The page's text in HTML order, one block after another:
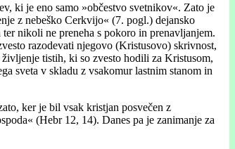
ki je eno samo »občestvo svetnikov«. Zato je
z nebeško Cerkvijo« (7. pogl.) dejansko
nikoli ne preneha s pokoro in prenavljanjem.
razodevati njegovo (Kristusovo) skrivnost,
tistih, ki so zvesto hodili za Kristusom,
sveta v skladu z vsakomur lastnim stanom in
ker je bil vsak kristjan posvečen z
(Hebr 12, 14). Danes pa je zanimanje za